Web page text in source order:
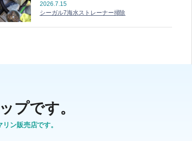
2026.7.15
シーガル7海水ストレーナー掃除
プです。
ン販売店です。